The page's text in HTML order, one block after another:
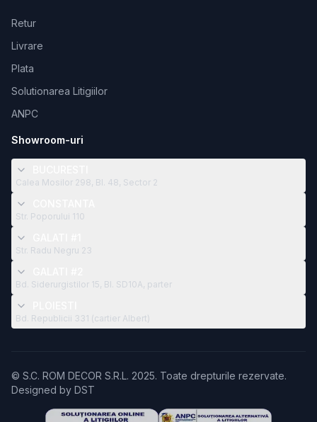
Retur
Livrare
Plata
Solutionarea Litigiilor
ANPC
Showroom-uri
Calea Mosilor 298, Bl. 48, Sector 2
Str. Poporului 110
Str. Radu Negru 23
Bd. Siderurgistilor 15, Bl. SD10A, parter
Bd. Republicii 331 (cartier Albert)
© S.C. ROM DECOR S.R.L. 2025. Toate drepturile rezervate.
Designed by DST